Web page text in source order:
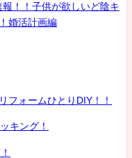
！！子供が欲しいど陰キ
婚活計画編
フォームひとりDIY！！
キング！